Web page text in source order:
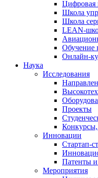
Школа
Школа
LEAN-
Обучение
Онлайн-
Наука
Исследования
Проекты
Инновации
Стартап-
Патенты и
Мероприятия